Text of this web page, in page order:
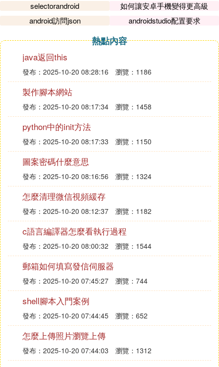
selectorandroid
如何讓安卓手機變得更高級
android訪問json
androidstudio配置要求
熱點內容
java返回this
發布：2025-10-20 08:28:16 瀏覽：1186
製作腳本網站
發布：2025-10-20 08:17:34 瀏覽：1458
python中的init方法
發布：2025-10-20 08:17:33 瀏覽：1150
圖案密碼什麼意思
發布：2025-10-20 08:16:56 瀏覽：1324
怎麼清理微信視頻緩存
發布：2025-10-20 08:12:37 瀏覽：1182
c語言編譯器怎麼看執行過程
發布：2025-10-20 08:00:32 瀏覽：1544
郵箱如何填寫發信伺服器
發布：2025-10-20 07:45:27 瀏覽：744
shell腳本入門案例
發布：2025-10-20 07:44:45 瀏覽：652
怎麼上傳照片瀏覽上傳
發布：2025-10-20 07:44:03 瀏覽：1312